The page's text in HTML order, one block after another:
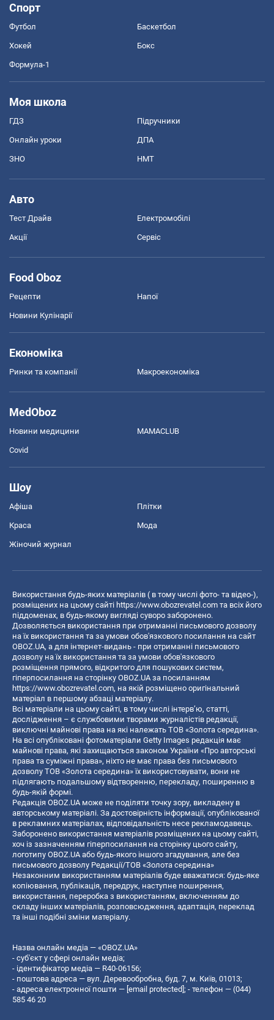
Спорт
Футбол Баскетбол
Хокей Бокс
Формула-1
Моя школа
ГДЗ Підручники
Онлайн уроки ДПА
ЗНО НМТ
Авто
Тест Драйв Електромобілі
Акції Сервіс
Food Oboz
Рецепти Напої
Новини Кулінарії
Економіка
Ринки та компанії Макроекономіка
MedOboz
Новини медицини MAMACLUB
Covid
Шоу
Афіша Плітки
Краса Мода
Жіночий журнал
Використання будь-яких матеріалів ( в тому числі фото- та відео-),
розміщених на цьому сайті https://www.obozrevatel.com та всіх його
піддоменах, в будь-якому вигляді суворо заборонено.
Дозволяється використання при отриманні письмового дозволу
на їх використання та за умови обов'язкового посилання на сайт
OBOZ.UA, а для інтернет-видань - при отриманні письмового
дозволу на їх використання та за умови обов'язкового
розміщення прямого, відкритого для пошукових систем,
гіперпосилання на сторінку OBOZ.UA за посиланням
https://www.obozrevatel.com, на якій розміщено оригінальний
матеріал в першому абзаці матеріалу.
Всі матеріали на цьому сайті, в тому числі інтерв’ю, статті,
дослідження – є службовими творами журналістів редакції,
виключні майнові права на які належать ТОВ «Золота середина».
На всі опубліковані фотоматеріали Getty Images редакція має
майнові права, які захищаються законом України «Про авторські
права та суміжні права», ніхто не має права без письмового
дозволу ТОВ «Золота середина» їх використовувати, вони не
підлягають подальшому відтворенню, перекладу, поширенню в
будь-якій формі.
Редакція OBOZ.UA може не поділяти точку зору, викладену в
авторському матеріалі. За достовірність інформації, опублікованої
в рекламних матеріалах, відповідальність несе рекламодавець.
Заборонено використання матеріалів розміщених на цьому сайті,
хоч із зазначенням гіперпосилання на сторінку цього сайту,
логотипу OBOZ.UA або будь-якого іншого згадування, але без
письмового дозволу Редакції/ТОВ «Золота середина»
Незаконним використанням матеріалів буде вважатися: будь-яке
копiювання, публiкацiя, передрук, наступне поширення,
використання, переробка з використанням, включенням до
складу інших матеріалів, розповсюдження, адаптація, переклад
та інші подібні зміни матеріалу.
Назва онлайн медіа — «OBOZ.UA»
- суб'єкт у сфері онлайн медіа;
- ідентифікатор медіа — R40-06156;
- поштова адреса — вул. Деревообробна, буд. 7, м. Київ, 01013;
- адреса електронної пошти — [email protected]; - телефон — (044)
585 46 20